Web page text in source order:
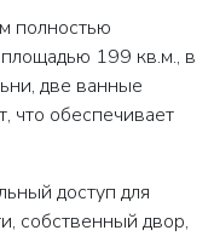
полностью
199 кв.м., в
две ванные
что обеспечивает
доступ для
собственный двор,